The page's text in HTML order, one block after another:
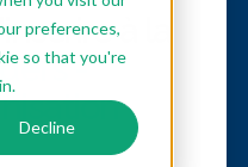
preferences,
so that you're
Decline
à la
-